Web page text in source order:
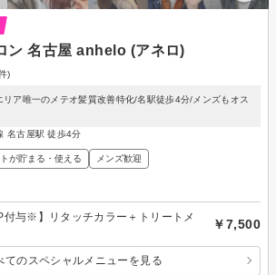
ン 名古屋 anhelo (アネロ)
)
リア唯一のメテオ髪質改善特化/名駅徒歩4分/メンズもオス
名古屋駅 徒歩4分
が貯まる・使える メンズ歓迎
付与※】リタッチカラー＋トリートメ
￥7,500
てのスペシャルメニューを見る